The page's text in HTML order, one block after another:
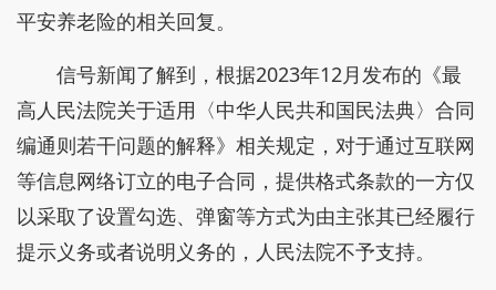
平安养老险的相关回复。
信号新闻了解到，根据2023年12月发布的《最
高人民法院关于适用〈中华人民共和国民法典〉合同
编通则若干问题的解释》相关规定，对于通过互联网
等信息网络订立的电子合同，提供格式条款的一方仅
以采取了设置勾选、弹窗等方式为由主张其已经履行
提示义务或者说明义务的，人民法院不予支持。